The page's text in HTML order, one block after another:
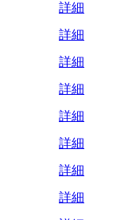
詳細
詳細
詳細
詳細
詳細
詳細
詳細
詳細